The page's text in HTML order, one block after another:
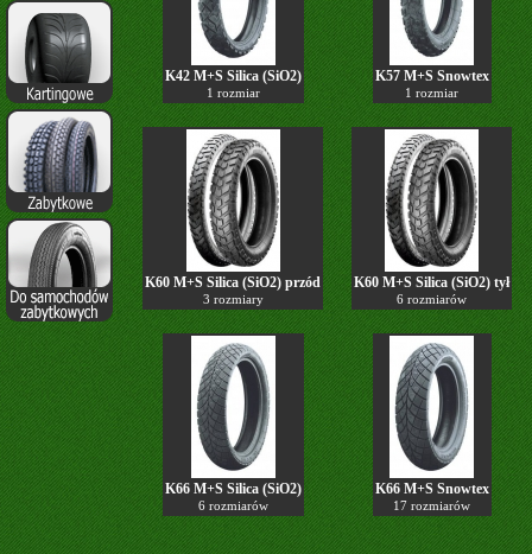
K42 M+S Silica (SiO2)
1 rozmiar
K57 M+S Snowtex
1 rozmiar
K60 M+S Silica (SiO2) przód
3 rozmiary
K60 M+S Silica (SiO2) tył
6 rozmiarów
K66 M+S Silica (SiO2)
6 rozmiarów
K66 M+S Snowtex
17 rozmiarów